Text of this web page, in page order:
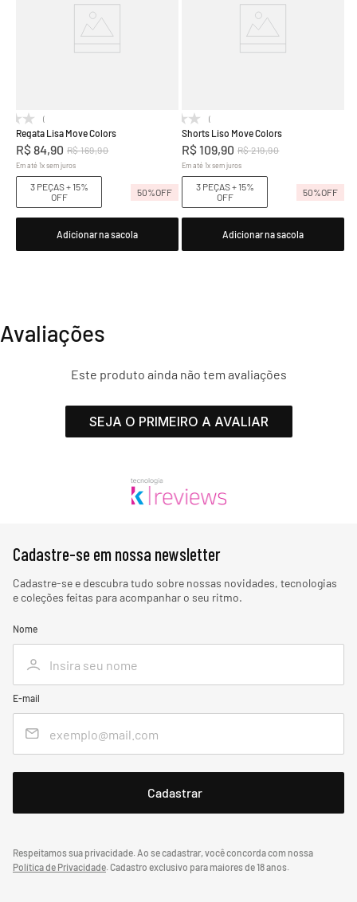
(0)
Regata Lisa Move Colors
R$84,90 R$169,90
Em até1xsem juros
3 PEÇAS + 15%
OFF
50%OFF
Adicionar na sacola
(0)
Shorts Liso Move Colors
R$109,90 R$219,90
Em até1xsem juros
3 PEÇAS + 15%
OFF
50%OFF
Adicionar na sacola
Avaliações
Este produto ainda não tem avaliações
SEJA O PRIMEIRO A AVALIAR
Cadastre-se em nossa newsletter
Cadastre-se e descubra tudo sobre nossas novidades, tecnologias
e coleções feitas para acompanhar o seu ritmo.
Nome
E-mail
Respeitamos sua privacidade. Ao se cadastrar, você concorda com nossa
Política de Privacidade.Cadastro exclusivo para maiores de 18 anos.